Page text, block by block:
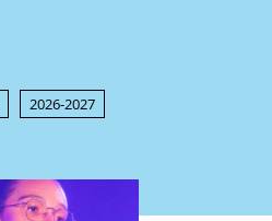
2026-2027